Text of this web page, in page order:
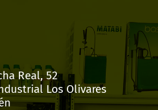
Real, 52
Los Olivares